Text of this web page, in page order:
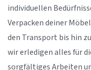
individuellen
Verpacken deiner
den Transport bis hin
wir erledigen alles für
sorgfältiges Arbeiten